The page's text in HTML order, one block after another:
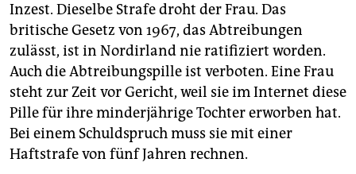
Inzest. Dieselbe Strafe droht der Frau. Das
britische Gesetz von 1967, das Abtreibungen
zulässt, ist in Nordirland nie ratifiziert worden.
Auch die Abtreibungspille ist verboten. Eine Frau
steht zur Zeit vor Gericht, weil sie im Internet diese
Pille für ihre minderjährige Tochter erworben hat.
Bei einem Schuldspruch muss sie mit einer
Haftstrafe von fünf Jahren rechnen.